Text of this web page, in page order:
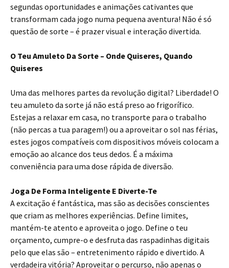
segundas oportunidades e animações cativantes que
transformam cada jogo numa pequena aventura! Não é só
questão de sorte – é prazer visual e interação divertida.
O Teu Amuleto Da Sorte – Onde Quiseres, Quando
Quiseres
Uma das melhores partes da revolução digital? Liberdade! O
teu amuleto da sorte já não está preso ao frigorífico.
Estejas a relaxar em casa, no transporte para o trabalho
(não percas a tua paragem!) ou a aproveitar o sol nas férias,
estes jogos compatíveis com dispositivos móveis colocam a
emoção ao alcance dos teus dedos. É a máxima
conveniência para uma dose rápida de diversão.
Joga De Forma Inteligente E Diverte-Te
A excitação é fantástica, mas são as decisões conscientes
que criam as melhores experiências. Define limites,
mantém-te atento e aproveita o jogo. Define o teu
orçamento, cumpre-o e desfruta das raspadinhas digitais
pelo que elas são – entretenimento rápido e divertido. A
verdadeira vitória? Aproveitar o percurso, não apenas o